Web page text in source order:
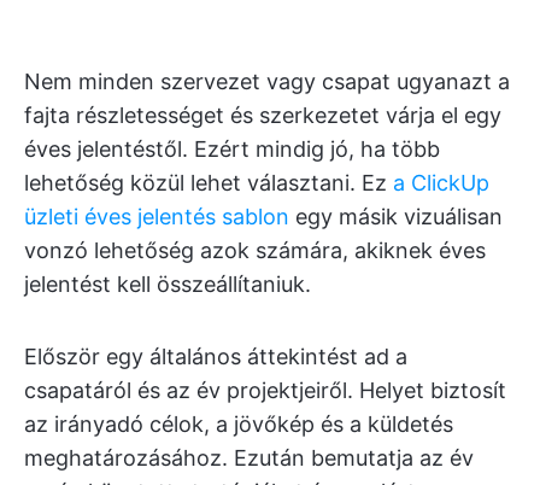
Nem minden szervezet vagy csapat ugyanazt a
fajta részletességet és szerkezetet várja el egy
éves jelentéstől. Ezért mindig jó, ha több
lehetőség közül lehet választani. Ez a ClickUp
üzleti éves jelentés sablon egy másik vizuálisan
vonzó lehetőség azok számára, akiknek éves
jelentést kell összeállítaniuk.
Először egy általános áttekintést ad a
csapatáról és az év projektjeiről. Helyet biztosít
az irányadó célok, a jövőkép és a küldetés
meghatározásához. Ezután bemutatja az év